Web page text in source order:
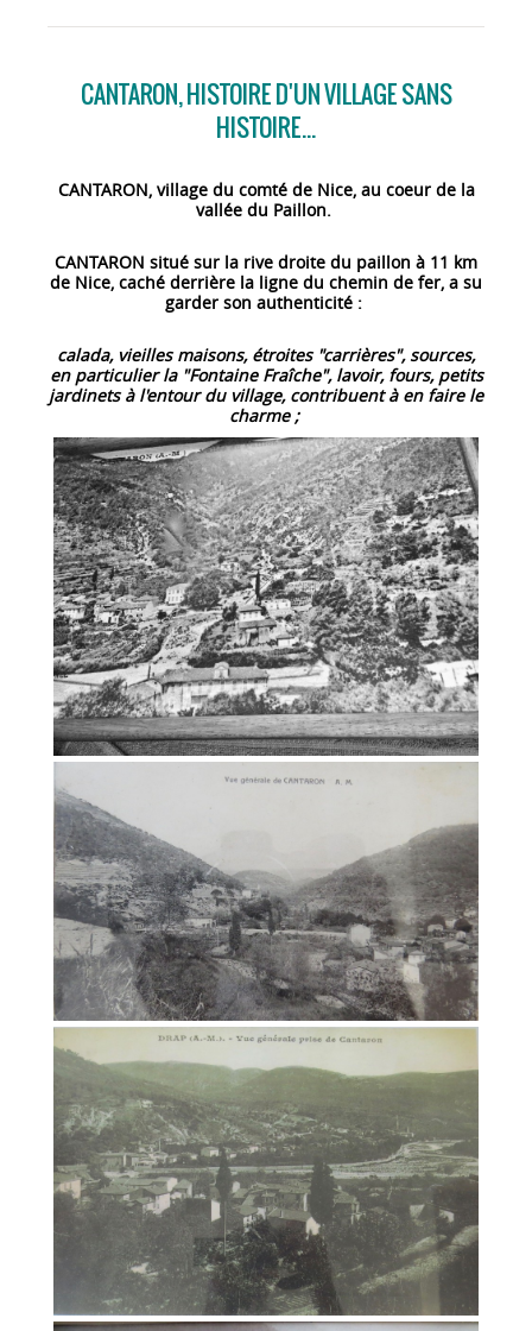
CANTARON, HISTOIRE D'UN VILLAGE SANS
HISTOIRE...
CANTARON, village du comté de Nice, au coeur de la
vallée du Paillon.
CANTARON situé sur la rive droite du paillon à 11 km
de Nice, caché derrière la ligne du chemin de fer, a su
garder son authenticité :
calada, vieilles maisons, étroites "carrières", sources,
en particulier la "Fontaine Fraîche", lavoir, fours, petits
jardinets à l'entour du village, contribuent à en faire le
charme ;